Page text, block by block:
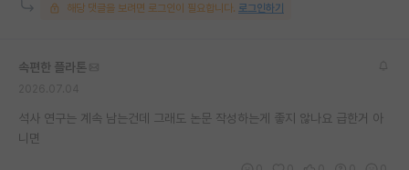
해당 댓글을 보려면 로그인이 필요합니다. 로그인하기
속편한 플라톤
석사 연구는 계속 남는건데 그래도 논문 작성하는게 좋지 않나요 급한거 아
니면